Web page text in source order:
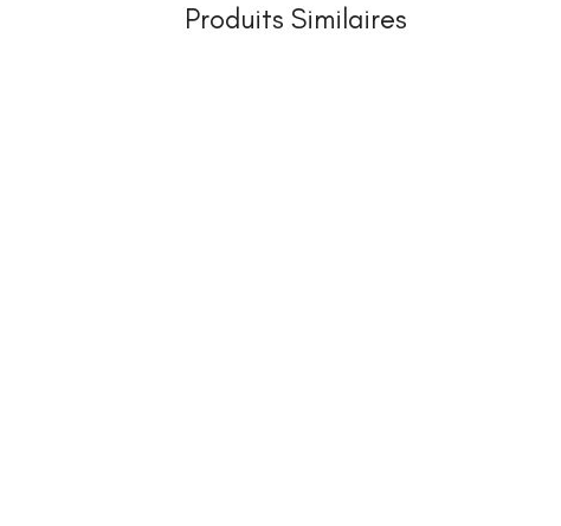
Produits Similaires